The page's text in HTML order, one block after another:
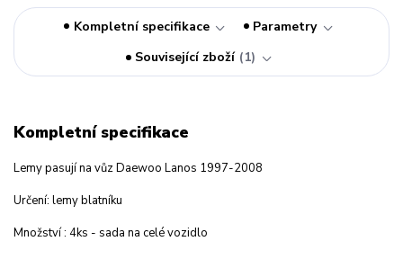
Kompletní specifikace
Parametry
Související zboží
1
Kompletní specifikace
Lemy pasují na vůz Daewoo Lanos 1997-2008
Určení: lemy blatníku
Množství : 4ks - sada na celé vozidlo